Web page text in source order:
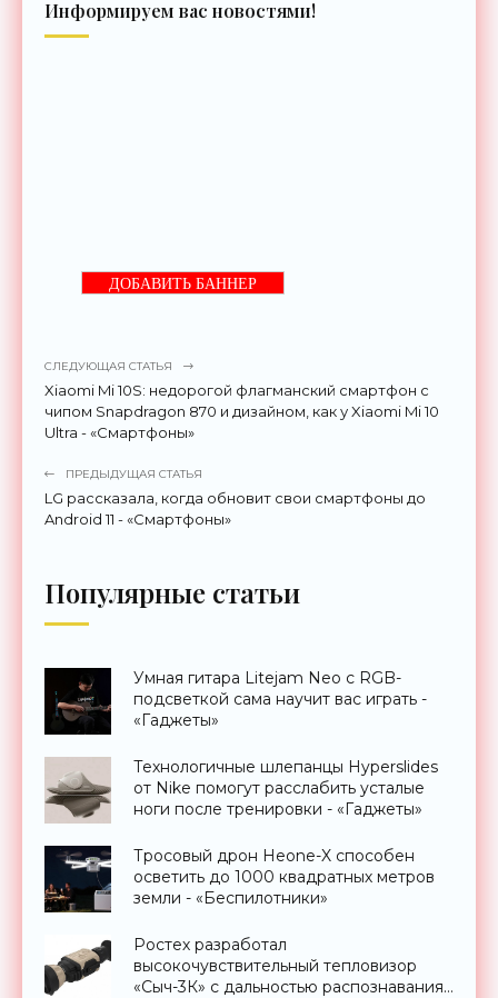
Информируем вас новостями!
ДОБАВИТЬ БАННЕР
СЛЕДУЮЩАЯ СТАТЬЯ
Xiaomi Mi 10S: недорогой флагманский смартфон с
чипом Snapdragon 870 и дизайном, как у Xiaomi Mi 10
Ultra - «Смартфоны»
ПРЕДЫДУЩАЯ СТАТЬЯ
LG рассказала, когда обновит свои смартфоны до
Android 11 - «Смартфоны»
Популярные статьи
Умная гитара Litejam Neo с RGB-
подсветкой сама научит вас играть -
«Гаджеты»
Технологичные шлепанцы Hyperslides
от Nike помогут расслабить усталые
ноги после тренировки - «Гаджеты»
Тросовый дрон Heone-X способен
осветить до 1000 квадратных метров
земли - «Беспилотники»
Ростех разработал
высокочувствительный тепловизор
«Сыч-3К» с дальностью распознавания